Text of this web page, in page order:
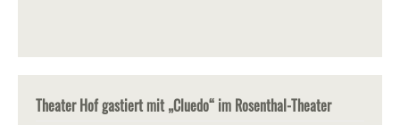
Theater Hof gastiert mit „Cluedo“ im Rosenthal-Theater